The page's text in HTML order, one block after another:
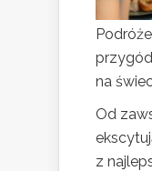
na
Od
z